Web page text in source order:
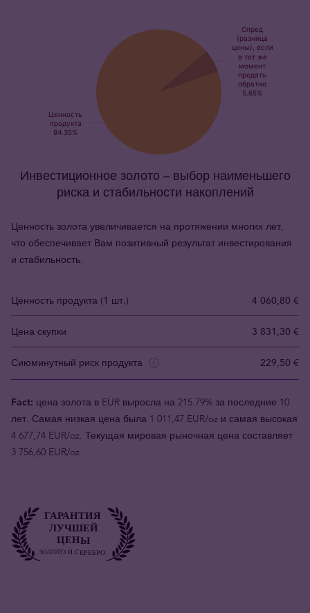
Инвестиционное золото – выбор наименьшего
риска и стабильности накоплений
Ценность золота увеличивается на протяжении многих лет,
что обеспечивает Вам позитивный результат инвестирования
и стабильность.
Ценность продукта (1 шт.) 4 060,80 €
Цена скупки 3 831,30 €
Сиюминутный риск продукта 229,50 €
Fact: цена золота в EUR выросла на 215.79% за последние 10
лет. Самая низкая цена была 1 011,47 EUR/oz и самая высокая
4 677,74 EUR/oz. Текущая мировая рыночная цена составляет
3 756,60 EUR/oz